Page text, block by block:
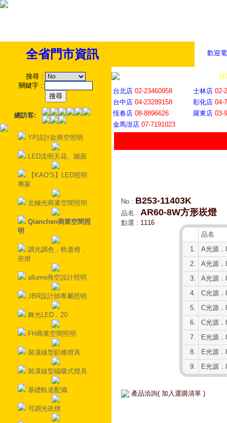
歡迎
全省門市資訊
搜尋 :
關鍵字 :
總訪客:
YP設計款商空照明
LED流明天花、牆面
【KAO’S】LED照明
專家
北極光商業空間照明
Qianchen商業空間照
明
調光調色．軌道燈．
崁燈
allume商空設計照明
JBR設計師專屬照明
舞光LED．20
FH商業空間照明
裝潢線型鋁條燈具
裝潢線型磁吸式燈具
基礎軌道配備
可調光崁燈
社
台北店 02-23460958 士林店 02-
台中店 04-23289158 彰化店 04-
恆春店 08-8896626 羅東店 03-
金馬澎店 07-7191023
No : B253-11403K
品名 : AR60-8W方形崁燈
點選 : 1116
品名
1.
A光源．
2.
A光源．
3.
A光源．
4.
C光源．
5.
C光源．
6.
C光源．
7.
E光源
8.
E光源
9.
E光源
產品洽詢( 加入選購清單 )